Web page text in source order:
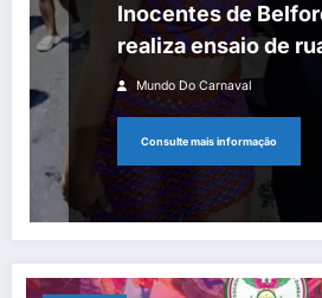
Inocentes de
realiza ensaio de
Mundo Do Carnaval
Consulte mais informação